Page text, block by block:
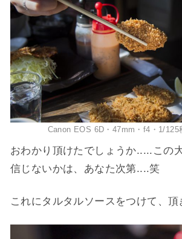
Canon EOS 6D・47mm・f4・1/125
おわかり頂けたでしょうか.....この
信じないかは、あなた次第....笑
これにタルタルソースをつけて、頂